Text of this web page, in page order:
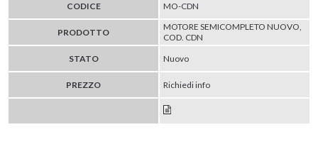
CODICE MO-CDN
PRODOTTO
MOTORE SEMICOMPLETO NUOVO,
COD. CDN
STATO
Nuovo
PREZZO Richiedi info